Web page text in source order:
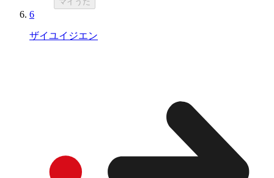
6
ザイユイジエン